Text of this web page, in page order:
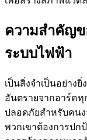
กับพนักงาน แ
นี้ คุณจะต้องป
เลือกที่ดีกว่า
แฟลชอาร์คไฟฟ้าแ
ความปลอดภัยมีผู้ใ
ดำเนินการประเมิน
ให้กับพนักงานของ